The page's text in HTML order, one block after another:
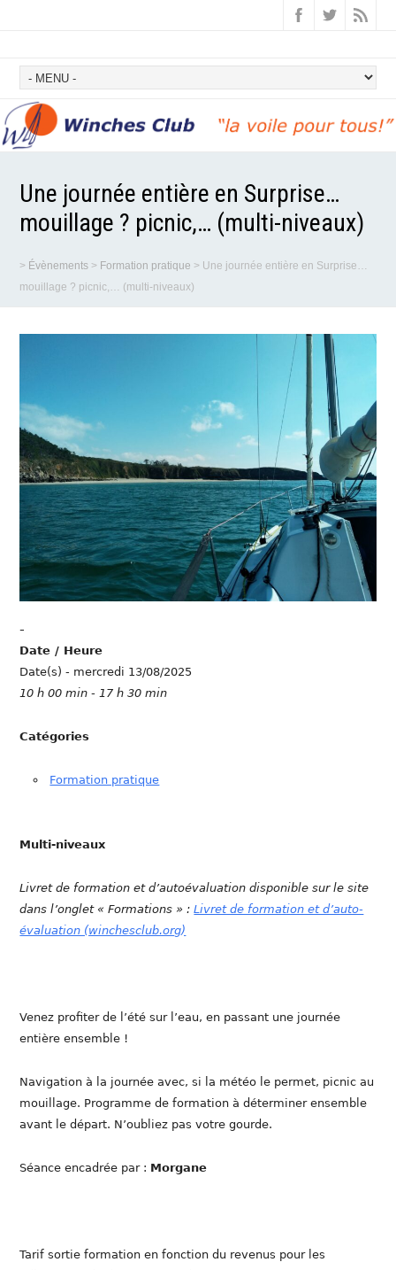
Une journée entière en Surprise…
mouillage ? picnic,… (multi-niveaux)
> Évènements > Formation pratique > Une journée entière en Surprise…
mouillage ? picnic,… (multi-niveaux)
-
Date / Heure
Date(s) - mercredi 13/08/2025
10 h 00 min - 17 h 30 min
Catégories
Formation pratique
Multi-niveaux
Livret de formation et d’autoévaluation disponible sur le site
dans l’onglet « Formations » :Livret de formation et d’auto-
évaluation (winchesclub.org)
Venez profiter de l’été sur l’eau, en passant une journée
entière ensemble !
Navigation à la journée avec, si la météo le permet, picnic au
mouillage. Programme de formation à déterminer ensemble
avant le départ. N’oubliez pas votre gourde.
Séance encadrée par : Morgane
Tarif sortie formation en fonction du revenus pour les